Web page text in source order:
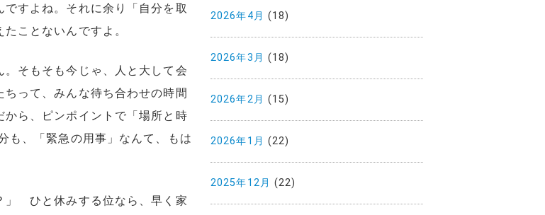
すよね。それに余り「自分を取
ことないんですよ。
そもそも今じゃ、人と大して会
って、みんな待ち合わせの時間
ら、ピンポイントで「場所と時
も、「緊急の用事」なんて、もは
」 ひと休みする位なら、早く家
2026年4月 (18)
2026年3月 (18)
2026年2月 (15)
2026年1月 (22)
2025年12月 (22)